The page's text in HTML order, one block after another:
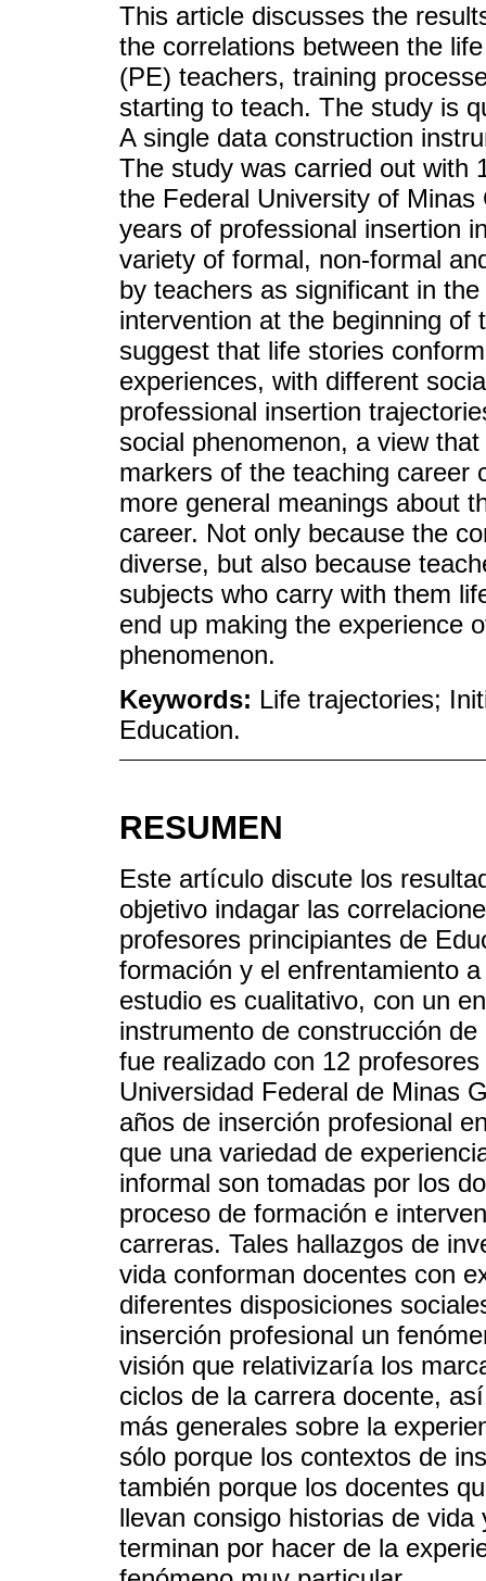
This article discusses the
the correlations between the
(PE) teachers, training
starting to teach. The study is
A single data construction
The study was carried out with
the Federal University of
years of professional insertion
variety of formal, non-formal
by teachers as significant in
intervention at the beginning of
suggest that life stories
experiences, with different
professional insertion
social phenomenon, a view
markers of the teaching career
more general meanings about
career. Not only because the
diverse, but also because
subjects who carry with them
end up making the experience
phenomenon.
Keywords: Life trajectories;
Education.
RESUMEN
Este artículo discute los
objetivo indagar las
profesores principiantes de
formación y el enfrentamiento
estudio es cualitativo, con un
instrumento de construcción
fue realizado con 12
Universidad Federal de Minas
años de inserción profesional
que una variedad de
informal son tomadas por los
proceso de formación e
carreras. Tales hallazgos de
vida conforman docentes con
diferentes disposiciones
inserción profesional un
visión que relativizaría los
ciclos de la carrera docente,
más generales sobre la
sólo porque los contextos de
también porque los docentes
llevan consigo historias de
terminan por hacer de la